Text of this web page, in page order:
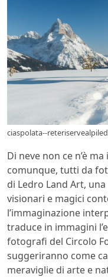
ciaspolata--
Di neve non ce n’è
comunque, tutti da
di Ledro Land Art,
visionari e magici
l’immaginazione
traduce in immagini
fotografi del Circolo
suggeriranno come
meraviglie di arte e